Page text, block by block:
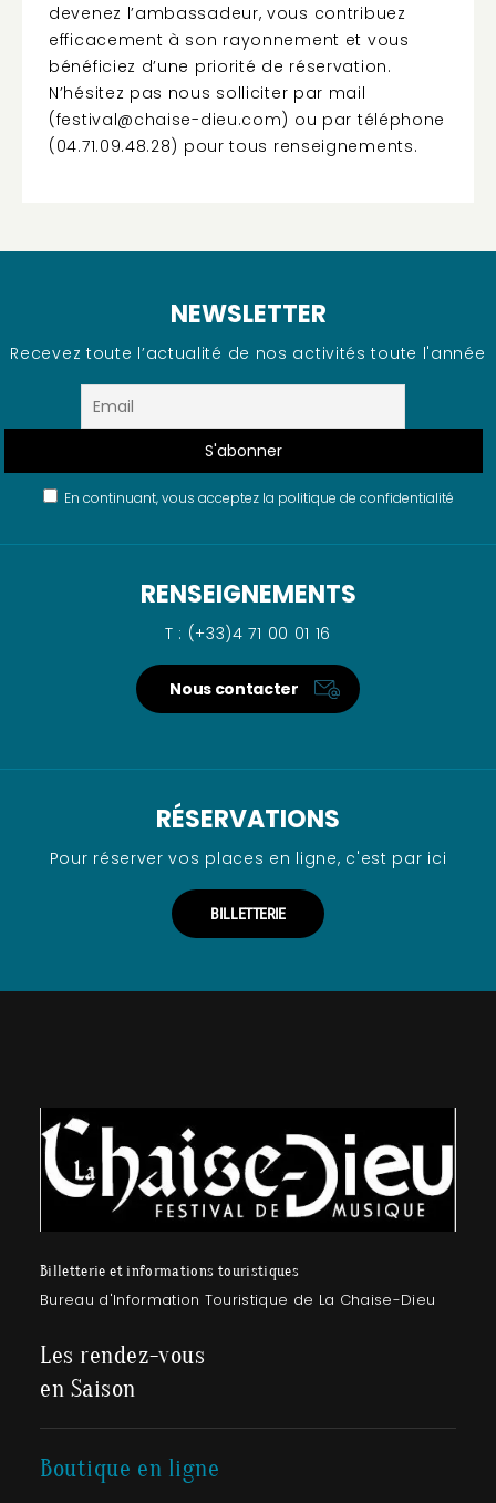
devenez l’ambassadeur, vous contribuez
efficacement à son rayonnement et vous
bénéficiez d’une priorité de réservation.
N’hésitez pas nous solliciter par mail
(festival@chaise-dieu.com) ou par téléphone
(04.71.09.48.28) pour tous renseignements.
NEWSLETTER
Recevez toute l’actualité de nos activités toute l'année
En continuant, vous acceptez la politique de confidentialité
RENSEIGNEMENTS
T : (+33)4 71 00 01 16
Nous contacter
RÉSERVATIONS
Pour réserver vos places en ligne, c'est par ici
BILLETTERIE
Billetterie et informations touristiques
Bureau d'Information Touristique de La Chaise-Dieu
Les rendez-vous
en Saison
Boutique en ligne